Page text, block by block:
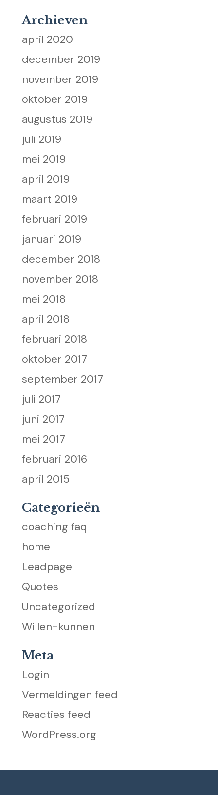
Archieven
april 2020
december 2019
november 2019
oktober 2019
augustus 2019
juli 2019
mei 2019
april 2019
maart 2019
februari 2019
januari 2019
december 2018
november 2018
mei 2018
april 2018
februari 2018
oktober 2017
september 2017
juli 2017
juni 2017
mei 2017
februari 2016
april 2015
Categorieën
coaching faq
home
Leadpage
Quotes
Uncategorized
Willen-kunnen
Meta
Login
Vermeldingen feed
Reacties feed
WordPress.org